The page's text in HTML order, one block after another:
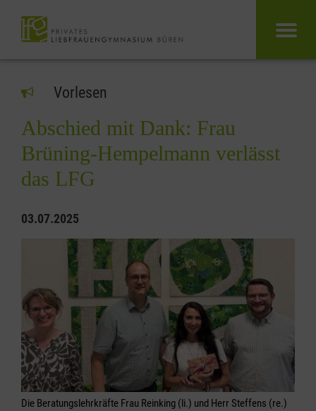
Vorlesen
Abschied mit Dank: Frau
Brüning-Hempelmann verlässt
das LFG
03.07.2025
Die Beratungslehrkräfte Frau Reinking (li.) und Herr Steffens (re.)